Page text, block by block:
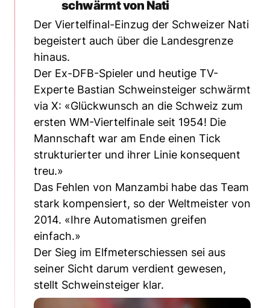
schwärmt von Nati
Der Viertelfinal-Einzug der Schweizer Nati
begeistert auch über die Landesgrenze
hinaus.
Der Ex-DFB-Spieler und heutige TV-
Experte Bastian Schweinsteiger schwärmt
via X: «Glückwunsch an die Schweiz zum
ersten WM-Viertelfinale seit 1954! Die
Mannschaft war am Ende einen Tick
strukturierter und ihrer Linie konsequent
treu.»
Das Fehlen von Manzambi habe das Team
stark kompensiert, so der Weltmeister von
2014. «Ihre Automatismen greifen
einfach.»
Der Sieg im Elfmeterschiessen sei aus
seiner Sicht darum verdient gewesen,
stellt Schweinsteiger klar.